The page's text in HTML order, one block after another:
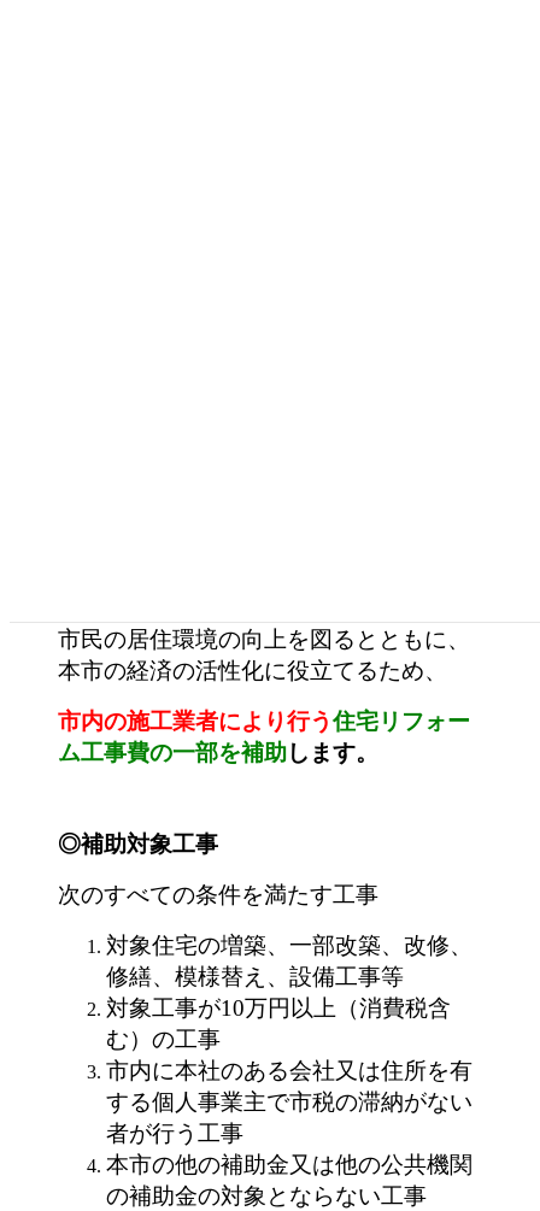
市民の居住環境の向上を図るとともに、
本市の経済の活性化に役立てるため、
市内の施工業者により行う住宅リフォー
ム工事費の一部を補助します。
◎補助対象工事
次のすべての条件を満たす工事
対象住宅の増築、一部改築、改修、
修繕、模様替え、設備工事等
対象工事が10万円以上（消費税含
む）の工事
市内に本社のある会社又は住所を有
する個人事業主で市税の滞納がない
者が行う工事
本市の他の補助金又は他の公共機関
の補助金の対象とならない工事